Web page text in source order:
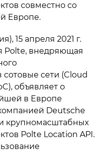
совместно со
Европе.
15 апреля 2021 г.
Polte, внедряющая
сети (Cloud
объявляет о
в Европе
Deutsche
крупномасштабных
Polte Location API.